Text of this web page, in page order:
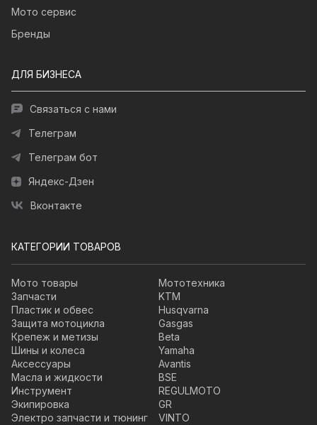
Мото сервис
Бренды
ДЛЯ БИЗНЕСА
Связаться с нами
Телеграм
Телеграм бот
Яндекс-Дзен
Вконтакте
КАТЕГОРИИ ТОВАРОВ
Мото товары
Запчасти
Пластик и обвес
Защита мотоцикла
Крепеж и метизы
Шины и колеса
Аксессуары
Масла и жидкости
Инструмент
Экипировка
Электро запчасти и тюнинг
Мототехника
KTM
Husqvarna
Gasgas
Beta
Yamaha
Avantis
BSE
REGULMOTO
GR
VINTO